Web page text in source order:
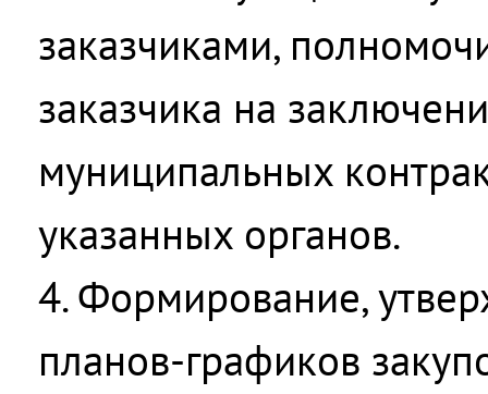
заказчиками,
заказчика на
муниципальных
указанных органов.
4. Формирование,
планов-графиков